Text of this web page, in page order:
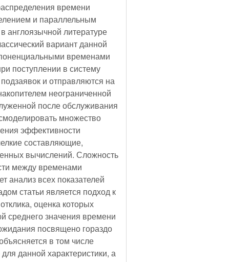
времени
и параллельным
англоязычной литературе
вариант данной
временами
поступлении в систему
и отправляются на
неограниченной
после обслуживания
множество
эффективности
составляющие,
вычислений. Сложность
между временами
анализ всех показателей
статьи является подход к
оценка которых
среднего значения времени
посвящено гораздо
в том числе
данной характеристики, а